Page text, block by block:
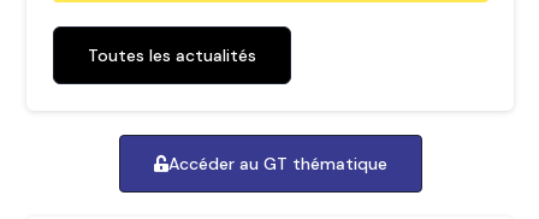
Toutes les actualités
Accéder au GT thématique